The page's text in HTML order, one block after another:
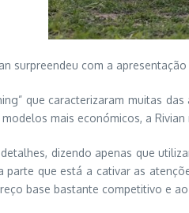
surpreendeu com a
que caracterizaram muitas
modelos mais económicos, a
dizendo apenas que
parte que está a cativar as
base bastante competitivo e